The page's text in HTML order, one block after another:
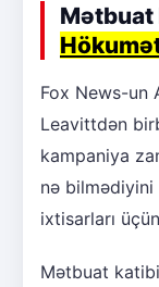
Mətbuat
Fox News-un
Leavittdən
kampaniya
nə
ixtisarları
Mətbuat